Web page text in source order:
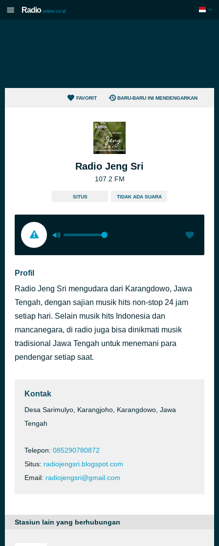
Radio online.co.id
FAVORIT BARU-BARU INI MENDENGARKAN
Radio Jeng Sri
107.2 FM
SITUS TIDAK ADA SUARA
Profil
Radio Jeng Sri mengudara dari Karangdowo, Jawa
Tengah, dengan sajian musik hits non-stop 24 jam
setiap hari. Selain musik hits Indonesia dan
mancanegara, di radio juga bisa dinikmati musik
tradisional Jawa Tengah untuk menemani para
pendengar setiap saat.
Kontak
Desa Sarimulyo, Karangjoho, Karangdowo, Jawa
Tengah
Telepon: 085290780872
Situs: radiojengsri.blogspot.com
Email: radiojengsri@gmail.com
Stasiun lain yang berhubungan